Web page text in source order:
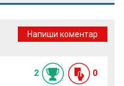
Напиши коментар
2 0